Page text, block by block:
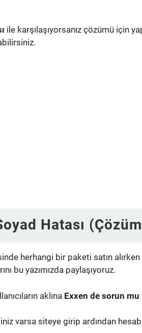
ile karşılaşıyorsanız çözümü için
Hatası
herhangi bir paketi satın alırken
bu yazımızda paylaşıyoruz.
aklına Exxen de sorun mu
varsa siteye girip ardından